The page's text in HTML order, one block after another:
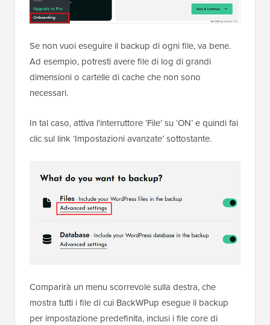
Se non vuoi eseguire il backup di ogni file, va bene.
Ad esempio, potresti avere file di log di grandi
dimensioni o cartelle di cache che non sono
necessari.
In tal caso, attiva l'interruttore ‘File’ su ‘ON’ e quindi fai
clic sul link ‘Impostazioni avanzate’ sottostante.
Comparirà un menu scorrevole sulla destra, che
mostra tutti i file di cui BackWPup esegue il backup
per impostazione predefinita, inclusi i file core di